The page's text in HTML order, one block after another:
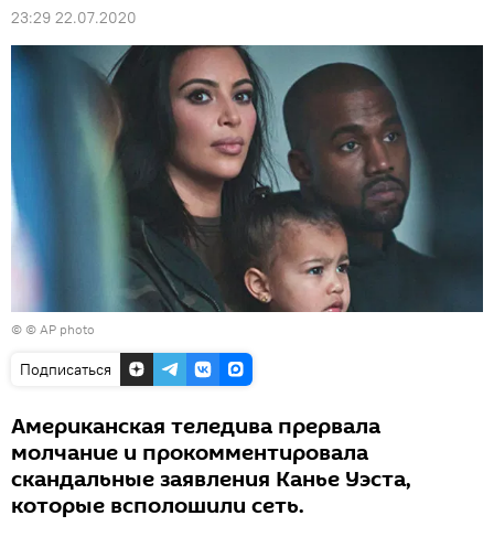
23:29 22.07.2020
© © AP photo
Подписаться
Американская теледива прервала
молчание и прокомментировала
скандальные заявления Канье Уэста,
которые всполошили сеть.